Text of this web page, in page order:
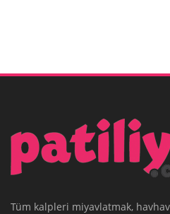
Tüm kalpleri miyavlatmak,